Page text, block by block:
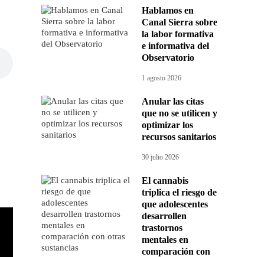
Hablamos en
Canal Sierra sobre
la labor formativa
e informativa del
Observatorio
1 agosto 2026
Anular las citas
que no se utilicen y
optimizar los
recursos sanitarios
30 julio 2026
El cannabis
triplica el riesgo de
que adolescentes
desarrollen
trastornos
mentales en
comparación con